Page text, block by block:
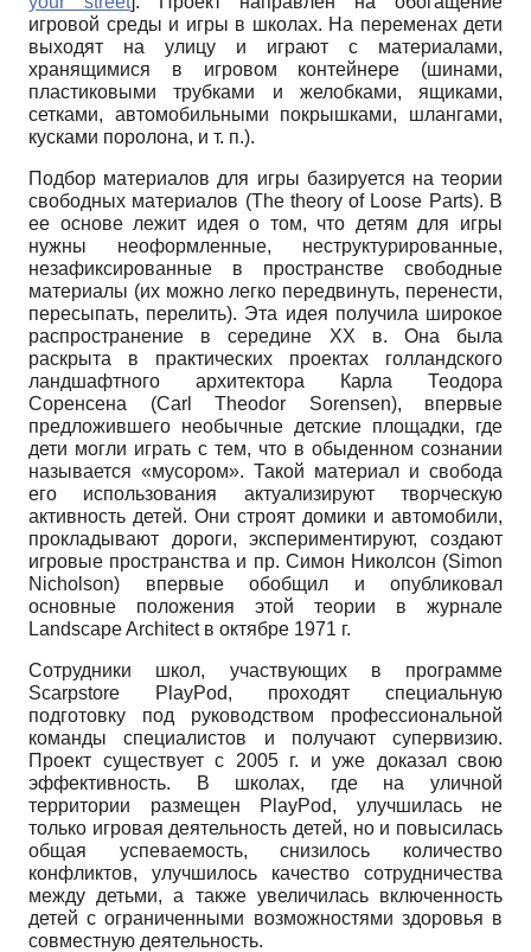
игровой среды и игры в школах. На переменах дети
выходят на улицу и играют с материалами,
хранящимися в игровом контейнере (шинами,
пластиковыми трубками и желобками, ящиками,
сетками, автомобильными покрышками, шлангами,
кусками поролона, и т. п.).
Подбор материалов для игры базируется на теории
свободных материалов (The theory of Loose Parts). В
ее основе лежит идея о том, что детям для игры
нужны неоформленные, неструктурированные,
незафиксиро­ванные в пространстве свободные
материалы (их можно легко передвинуть, перенести,
пересыпать, перелить). Эта идея получила широкое
распространение в середине XX
в. Она была
раскрыта в практических проектах голландского
ландшафтного архитектора Карла Теодора
Соренсена (Carl Theodor Sorensen), впервые
предложившего необычные детские площадки, где
дети могли играть с тем, что в обыденном сознании
называется «мусором». Такой материал и свобода
его использования актуализируют творческую
активность детей. Они строят домики и автомобили,
прокладывают дороги, экспериментируют, создают
игровые пространства и пр. Симон Николсон (Simon
Nicholson) впервые обобщил и опубликовал
основные положения этой теории в журнале
LandscapeArchitect в октябре 1971 г.
Сотрудники школ, участвующих в программе
Scarpstore
PlayPod, проходят специальную
подготовку под руководством профессиональной
команды специалистов и получают супервизию.
Проект существует с 2005 г. и уже доказал свою
эффективность. В школах, где на уличной
территории размещен
PlayPod, улучшилась не
только игровая деятельность детей, но и повысилась
общая успеваемость, снизилось количество
конфликтов, улучшилось качество сотрудничества
между детьми, а также увеличилась включенность
детей с ограниченными возможностями здоровья в
совместную деятельность.